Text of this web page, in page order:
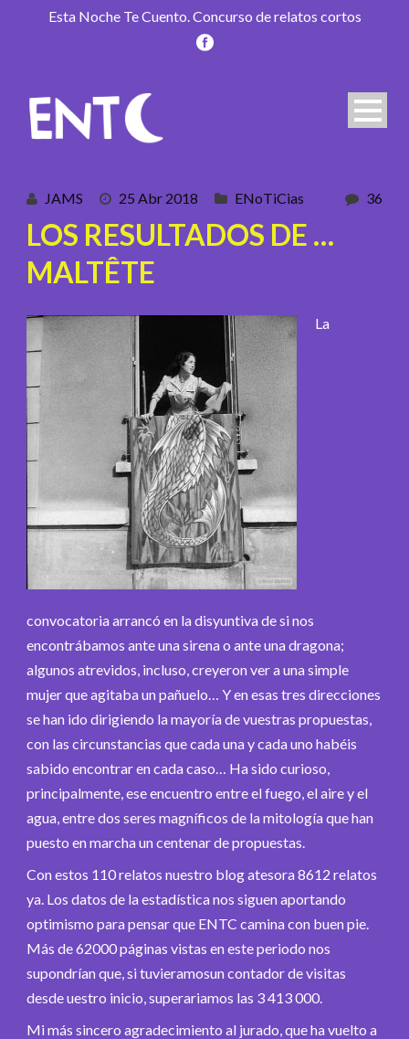
Esta Noche Te Cuento. Concurso de relatos cortos
JAMS 25 Abr 2018 ENoTiCias 36
LOS RESULTADOS DE …
MALTÊTE
La
convocatoria arrancó en la disyuntiva de si nos
encontrábamos ante una sirena o ante una dragona;
algunos atrevidos, incluso, creyeron ver a una simple
mujer que agitaba un pañuelo… Y en esas tres direcciones
se han ido dirigiendo la mayoría de vuestras propuestas,
con las circunstancias que cada una y cada uno habéis
sabido encontrar en cada caso… Ha sido curioso,
principalmente, ese encuentro entre el fuego, el aire y el
agua, entre dos seres magníficos de la mitología que han
puesto en marcha un centenar de propuestas.
Con estos 110 relatos nuestro blog atesora 8612 relatos
ya. Los datos de la estadística nos siguen aportando
optimismo para pensar que ENTC camina con buen pie.
Más de 62000 páginas vistas en este periodo nos
supondrían que, si tuvieramosun contador de visitas
desde uestro inicio, superariamos las 3 413 000.
Mi más sincero agradecimiento al jurado, que ha vuelto a